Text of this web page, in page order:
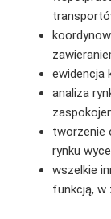
ewidencja
analiza
tworzenie
rynku
wszelkie
funkcją, w